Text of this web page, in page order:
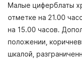
Малые циферблаты
отметке на 21.00
на 15.00 часов.
положении,
шкалой,